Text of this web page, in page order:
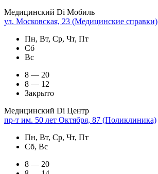
Медицинский Di Мобиль
ул. Московская, 23 (Медицинские справки)
Пн, Вт, Ср, Чт, Пт
Сб
Вс
8 — 20
8 — 12
Закрыто
Медицинский Di Центр
пр-т им. 50 лет Октября, 87 (Поликлиника)
Пн, Вт, Ср, Чт, Пт
Сб, Вс
8 — 20